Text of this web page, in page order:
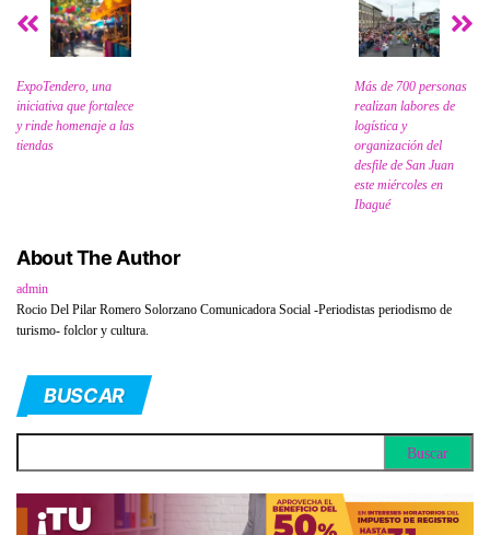
ExpoTendero, una
iniciativa que fortalece
y rinde homenaje a las
tiendas
Más de 700 personas
realizan labores de
logística y
organización del
desfile de San Juan
este miércoles en
Ibagué
About The Author
admin
Rocio Del Pilar Romero Solorzano Comunicadora Social -Periodistas periodismo de
turismo- folclor y cultura.
BUSCAR